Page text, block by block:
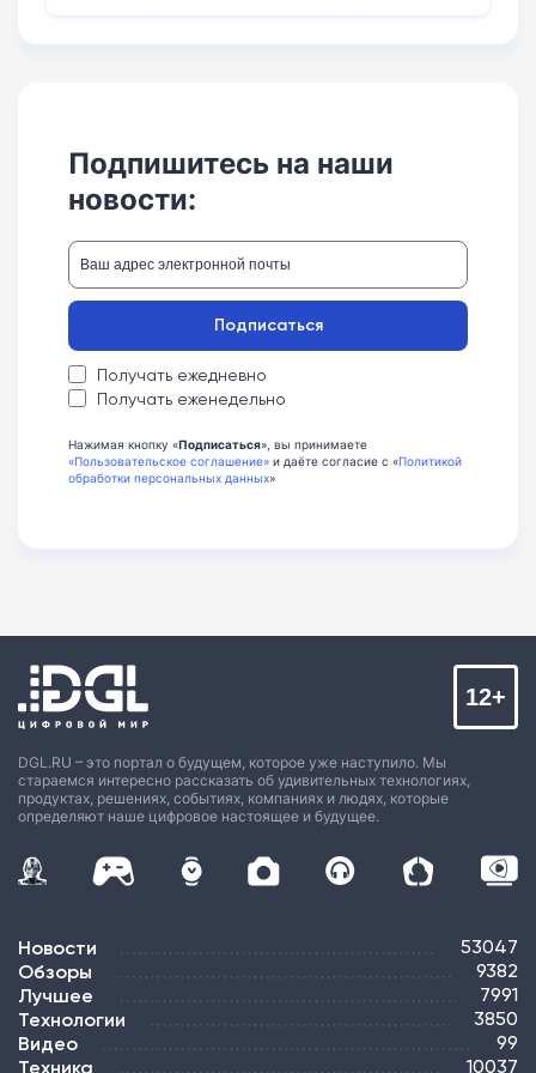
Подпишитесь на наши
новости:
Получать ежедневно
Получать еженедельно
Подписаться
Нажимая кнопку «Подписаться», вы принимаете
«Пользовательское соглашение» и даёте согласие с «Политикой
обработки персональных данных»
DGL.RU – это портал о будущем, которое уже наступило. Мы
стараемся интересно рассказать об удивительных технологиях,
продуктах, решениях, событиях, компаниях и людях, которые
определяют наше цифровое настоящее и будущее.
12+
Новости 53047
Обзоры 9382
Лучшее 7991
Технологии 3850
Видео 99
Техника 10037